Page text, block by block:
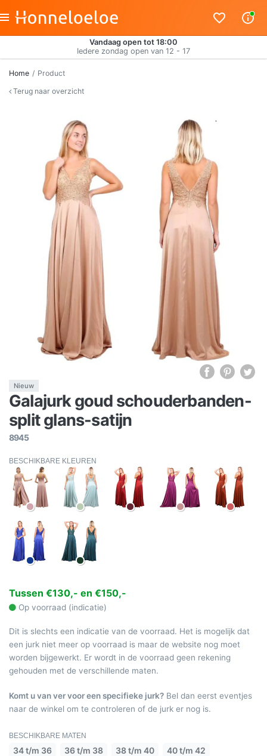
Vandaag open tot 18:00
Iedere zondag open van 12 - 17
Home
Product
Terug naar overzicht
Nieuw
Galajurk goud schouderbanden-
split glans-satijn
8945
BESCHIKBARE KLEUREN
Tussen €130,- en €150,-
Op voorraad (indicatie)
Dit is slechts een indicatie van de voorraad. Het is mogelijk dat
een jurk niet meer op voorraad is maar de website nog moet
worden bijgewerkt. Er wordt in de voorraad geen rekening
gehouden met de verschillende maten.
Komt u van ver voor een specifieke jurk? Bel dan eerst eventjes
naar de winkel om te controleren of de jurk er nog is.
BESCHIKBARE MATEN
34 t/m 36 36 t/m 38 38 t/m 40 40 t/m 42